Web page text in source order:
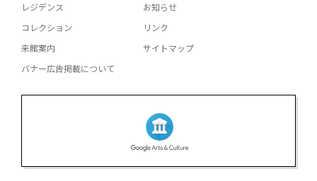
レジデンス
コレクション
来館案内
バナー広告掲載について
お知らせ
リンク
サイトマップ